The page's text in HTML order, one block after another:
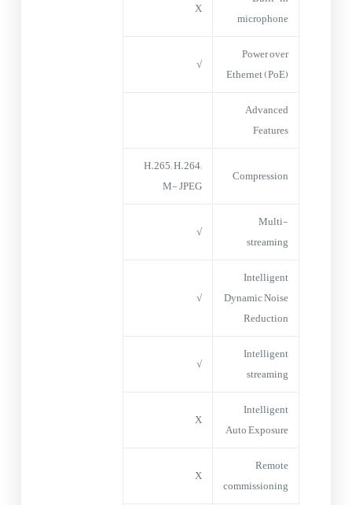
microphone
X
Power over
Ethernet (PoE)
√
Advanced
Features
Compression
H.265; H.264;
M- JPEG
Multi-
streaming
√
Intelligent
Dynamic Noise
Reduction
√
Intelligent
streaming
√
Intelligent
Auto Exposure
X
Remote
commissioning
X